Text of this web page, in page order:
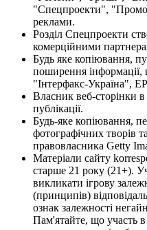
"Спецпроекти",
реклами.
Розділ Спецпроекти
комерційними
Будь яке копіювання,
поширення інформації,
"Інтерфакс-Україна",
Власник веб-сторінки
публікації.
Будь-яке копіювання,
фотографічних творів
правовласника Getty
Матеріали сайту
старше 21 року (21+).
викликати ігрову
(принципів)
ознак залежності
Пам'ятайте, що участь